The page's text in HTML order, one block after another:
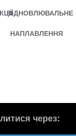
ВІДНОВЛЮВАЛЬНЕ
НАПЛАВЛЕННЯ
через: